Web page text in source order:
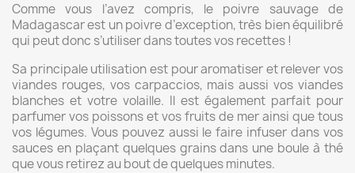
Comme vous l’avez compris, le poivre sauvage de
Madagascar est un poivre d’exception, très bien équilibré
qui peut donc s’utiliser dans toutes vos recettes !
Sa principale utilisation est pour aromatiser et relever vos
viandes rouges, vos carpaccios, mais aussi vos viandes
blanches et votre volaille. Il est également parfait pour
parfumer vos poissons et vos fruits de mer ainsi que tous
vos légumes. Vous pouvez aussi le faire infuser dans vos
sauces en plaçant quelques grains dans une boule à thé
que vous retirez au bout de quelques minutes.